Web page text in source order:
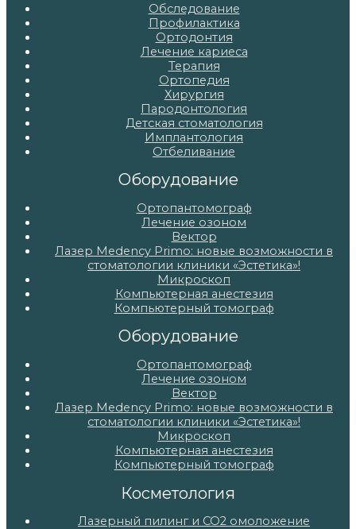
Обследование
Профилактика
Ортодонтия
Лечение кариеса
Терапия
Ортопедия
Хирургия
Пародонтология
Детская стоматология
Имплантология
Отбеливание
Оборудование
Ортопантомограф
Лечение озоном
Вектор
Лазер Medency Primo: новые возможности в
стоматологии клиники «Эстетика»!
Микроскоп
Компьютерная анестезия
Компьютерный томограф
Оборудование
Ортопантомограф
Лечение озоном
Вектор
Лазер Medency Primo: новые возможности в
стоматологии клиники «Эстетика»!
Микроскоп
Компьютерная анестезия
Компьютерный томограф
Косметология
Лазерный пилинг и СО2 омоложение